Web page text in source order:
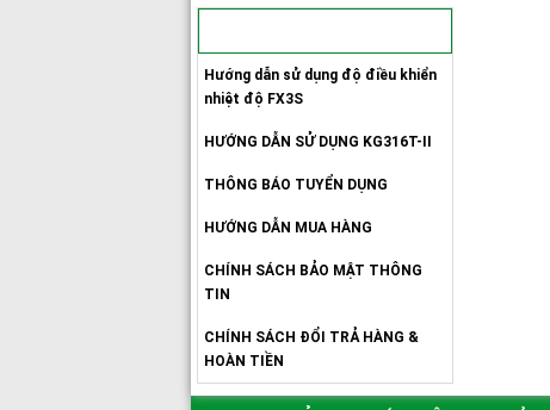
Hướng dẫn sử dụng độ điều khiển
nhiệt độ FX3S
HƯỚNG DẪN SỬ DỤNG KG316T-II
THÔNG BÁO TUYỂN DỤNG
HƯỚNG DẪN MUA HÀNG
CHÍNH SÁCH BẢO MẬT THÔNG
TIN
CHÍNH SÁCH ĐỔI TRẢ HÀNG &
HOÀN TIỀN